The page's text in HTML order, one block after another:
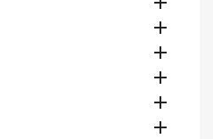




